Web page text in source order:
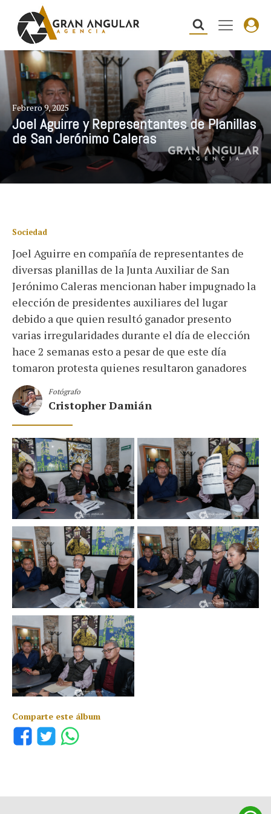
Febrero 9, 2025
Joel Aguirre y Representantes de Planillas
de San Jerónimo Caleras
Sociedad
Joel Aguirre en compañía de representantes de
diversas planillas de la Junta Auxiliar de San
Jerónimo Caleras mencionan haber impugnado la
elección de presidentes auxiliares del lugar
debido a que quien resultó ganador presento
varias irregularidades durante el día de elección
hace 2 semanas esto a pesar de que este día
tomaron protesta quienes resultaron ganadores
Fotógrafo
Cristopher Damián
Comparte este álbum